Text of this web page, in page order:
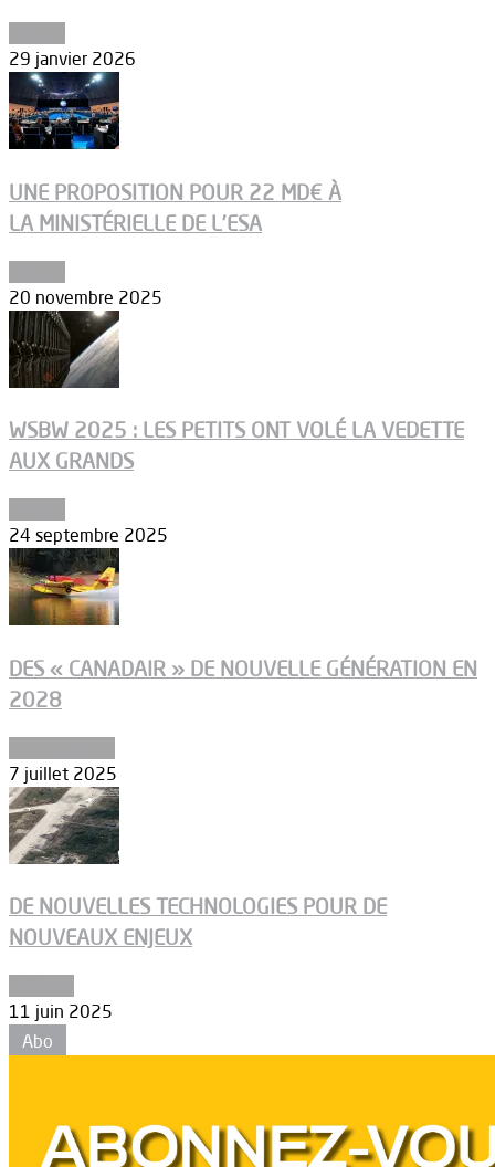
29 janvier 2026
UNE PROPOSITION POUR 22 MD€ À
LA MINISTÉRIELLE DE L’ESA
20 novembre 2025
WSBW 2025 : LES PETITS ONT VOLÉ LA VEDETTE
AUX GRANDS
24 septembre 2025
DES « CANADAIR » DE NOUVELLE GÉNÉRATION EN
2028
7 juillet 2025
DE NOUVELLES TECHNOLOGIES POUR DE
NOUVEAUX ENJEUX
11 juin 2025
Abo